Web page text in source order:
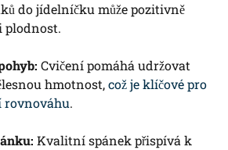
do jídelníčku může pozitivně
plodnost.
Cvičení pomáhá udržovat
hmotnost,což je klíčové pro
.
Kvalitní spánek přispívá k